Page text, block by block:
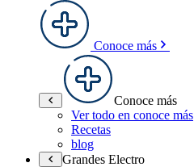
Conoce más
Conoce más
Ver todo en conoce más
Recetas
blog
Grandes Electro